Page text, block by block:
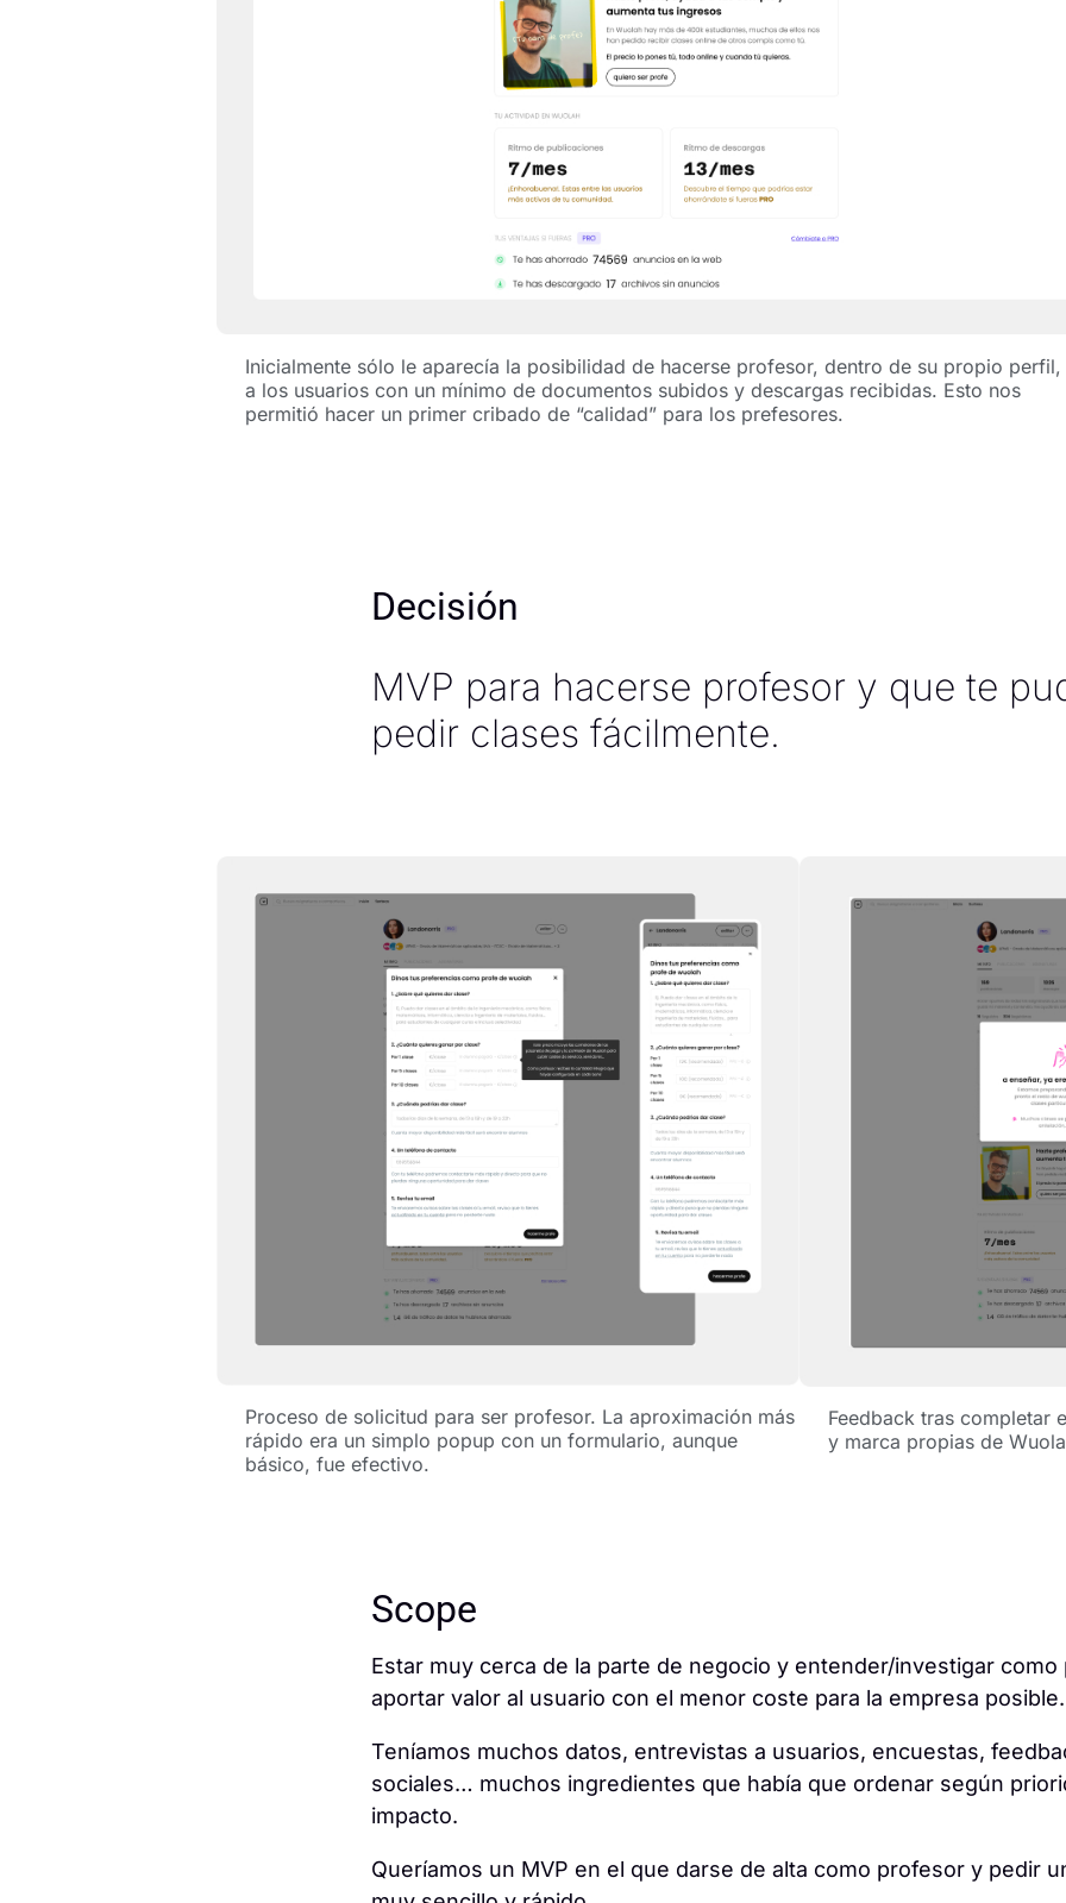
Inicialmente sólo le aparecía la posibilidad de hacerse profesor, dentro de su propio perfil,
a los usuarios con un mínimo de documentos subidos y descargas recibidas. Esto nos
permitió hacer un primer cribado de “calidad” para los prefesores.
Decisión
MVP para hacerse profesor y que te
pedir clases fácilmente.
Proceso de solicitud para ser profesor. La aproximación más
rápido era un simplo popup con un formulario, aunque
básico, fue efectivo.
Feedback tras completar
y marca propias de
Scope
Estar muy cerca de la parte de negocio y entender/investigar como
aportar valor al usuario con el menor coste para la empresa posible.
Teníamos muchos datos, entrevistas a usuarios, encuestas,
sociales… muchos ingredientes que había que ordenar según
impacto.
Queríamos un MVP en el que darse de alta como profesor y pedir